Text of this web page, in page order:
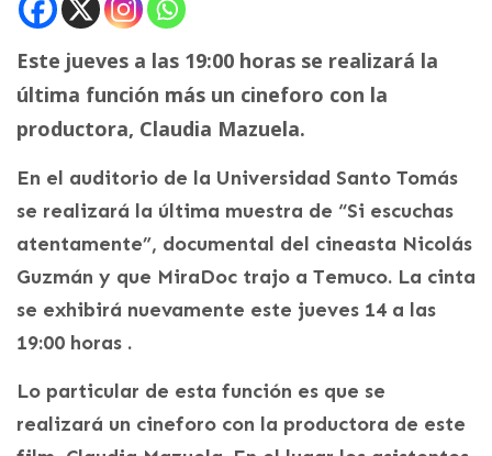
Este jueves a las 19:00 horas se realizará la
última función más un cineforo con la
productora, Claudia Mazuela.
En el auditorio de la Universidad Santo Tomás
se realizará la última muestra de “Si escuchas
atentamente”, documental del cineasta Nicolás
Guzmán y que MiraDoc trajo a Temuco. La cinta
se exhibirá nuevamente este jueves 14 a las
19:00 horas .
Lo particular de esta función es que se
realizará un cineforo con la productora de este